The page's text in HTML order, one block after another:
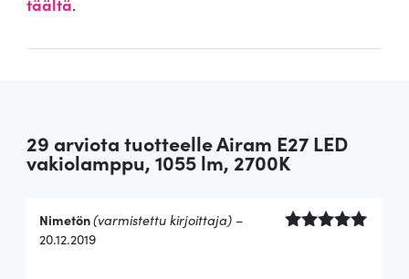
29 arviota tuotteelleAiram E27 LED
vakiolamppu, 1055 lm, 2700K
Nimetön(varmistettu kirjoittaja) –
20.12.2019